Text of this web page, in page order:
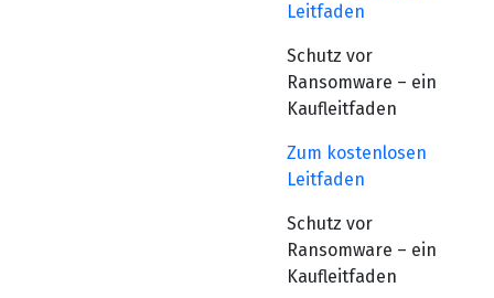
Leitfaden
Schutz vor
Ransomware – ein
Kaufleitfaden
Zum kostenlosen
Leitfaden
Schutz vor
Ransomware – ein
Kaufleitfaden